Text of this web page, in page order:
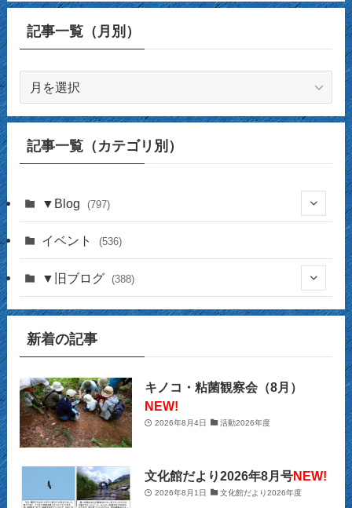
記事一覧（月別）
一
覧
（月
記事一覧（カテゴリ別）
▼Blog (797)
(16)
(31)
(27)
(20)
(141)
(13)
(9)
(63)
(10)
(2)
イベント (536)
▼旧ブログ (388)
(14)
(18)
(14)
(15)
(21)
新着の記事
キノコ・粘菌観察会（8月）
NEW!
2026年8月4日 活動2026年度
文化館だより2026年8月号NEW!
2026年8月1日 文化館だより2026年度